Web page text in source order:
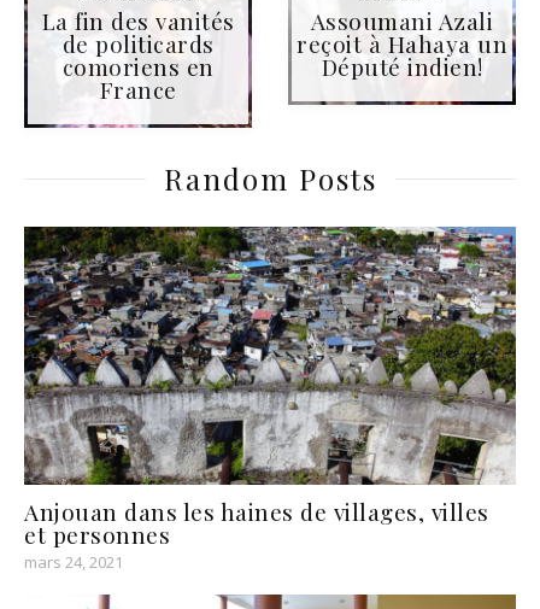
La fin des vanités
de politicards
comoriens en
France
Assoumani Azali
reçoit à Hahaya un
Député indien!
Random Posts
Anjouan dans les haines de villages, villes
et personnes
mars 24, 2021